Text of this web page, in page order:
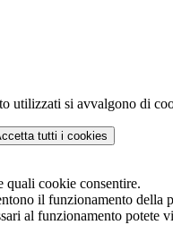
utilizzati si avvalgono di
tutti i cookies
quali cookie consentire.
il funzionamento della
al funzionamento potete